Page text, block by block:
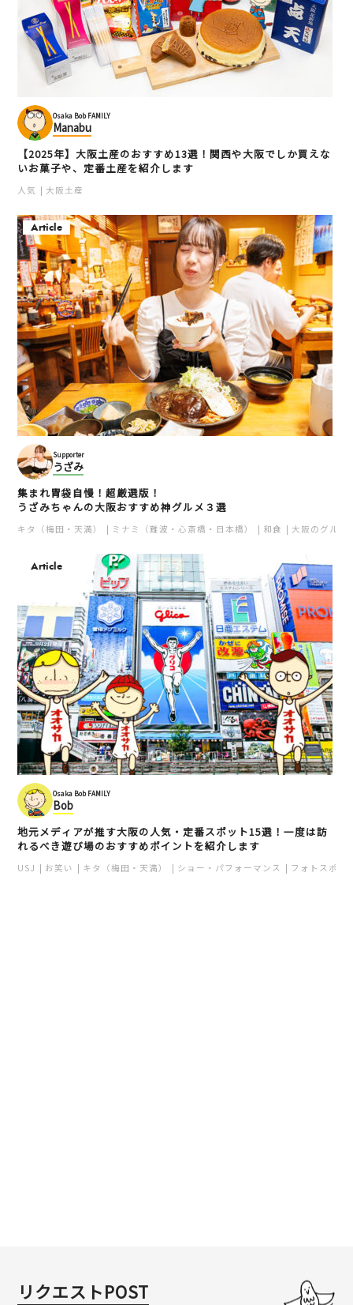
Osaka Bob FAMILY
Manabu
【2025年】大阪土産のおすすめ13選！関西や大阪でしか買えな
いお菓子や、定番土産を紹介します
人気 大阪土産
Article
Supporter
うざみ
集まれ胃袋自慢！超厳選版！
うざみちゃんの大阪おすすめ神グルメ３選
キタ（梅田・天満） ミナミ（難波・心斎橋・日本橋） 和食 大阪のグルメ
Article
Osaka Bob FAMILY
Bob
地元メディアが推す大阪の人気・定番スポット15選！一度は訪
れるべき遊び場のおすすめポイントを紹介します
USJ お笑い キタ（梅田・天満） ショー・パフォーマンス フォトスポッ
リクエストPOST